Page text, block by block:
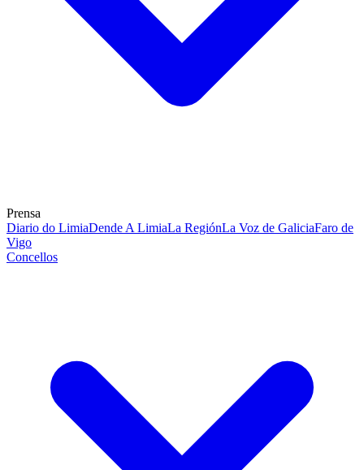
Prensa
Diario do LimiaDende A LimiaLa RegiónLa Voz de GaliciaFaro de
Vigo
Concellos